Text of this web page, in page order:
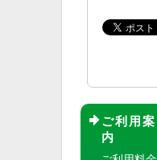
ご利用案
内